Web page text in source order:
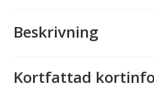
Beskrivning
Kortfattad kortinfo